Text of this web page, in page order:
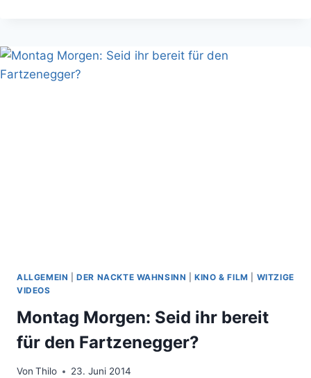
EINE
ALLGEMEIN |DER NACKTE WAHNSINN |KINO & FILM
WITZIGE
VIDEOS
Montag Morgen: Seid ihr bereit
für den Fartzenegger?
Von Thilo 23. Juni 2014